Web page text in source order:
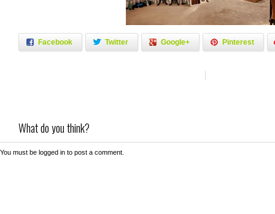
Facebook Twitter Google+ Pinterest
What do you think?
You must be logged in to post a comment.